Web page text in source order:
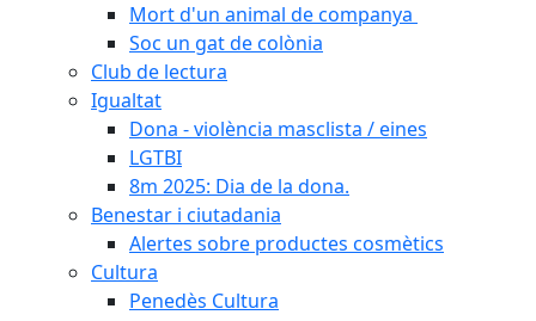
Mort d'un animal de companya
Soc un gat de colònia
Club de lectura
Igualtat
Dona - violència masclista / eines
LGTBI
8m 2025: Dia de la dona.
Benestar i ciutadania
Alertes sobre productes cosmètics
Cultura
Penedès Cultura